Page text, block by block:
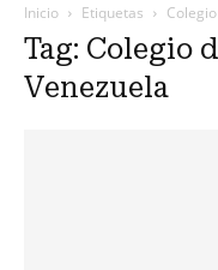
Inicio Etiquetas
Tag: Colegio
Venezuela